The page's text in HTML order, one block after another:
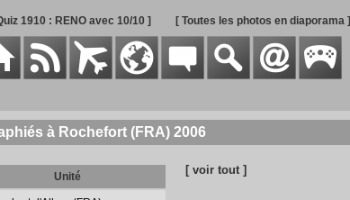
1910 : RENO avec 10/10 ] [ Toutes les photos en diaporama ]
à Rochefort (FRA) 2006
Unité [ voir tout ]